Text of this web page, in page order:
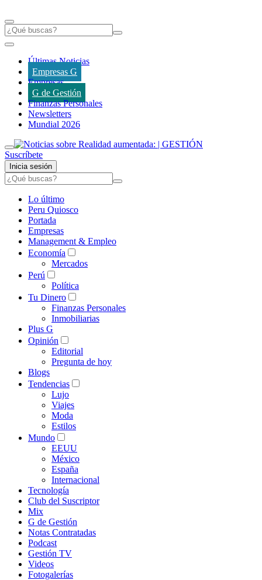
Últimas Noticias
Empresas G
Empresas
G de Gestión
Finanzas Personales
Newsletters
Mundial 2026
Suscríbete
Inicia sesión
Lo último
Peru Quiosco
Portada
Empresas
Management & Empleo
Economía
Mercados
Perú
Política
Tu Dinero
Finanzas Personales
Inmobiliarias
Plus G
Opinión
Editorial
Pregunta de hoy
Blogs
Tendencias
Lujo
Viajes
Moda
Estilos
Mundo
EEUU
México
España
Internacional
Tecnología
Club del Suscriptor
Mix
G de Gestión
Notas Contratadas
Podcast
Gestión TV
Videos
Fotogalerías